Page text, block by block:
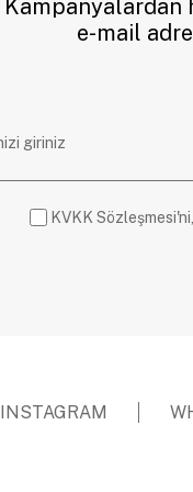
Kampanyalardan
e-mail
KVKK
INSTAGRAM